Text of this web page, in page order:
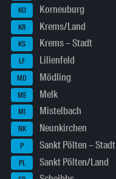
KO Korneuburg
KR Krems/Land
KS Krems – Stadt
LF Lilienfeld
MD Mödling
ME Melk
MI Mistelbach
NK Neunkirchen
P Sankt Pölten – Stadt
PL Sankt Pölten/Land